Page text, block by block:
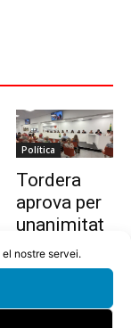
nostre servei.
Política
Tordera
aprova per
unanimitat
la nova
ordenança i
nt del